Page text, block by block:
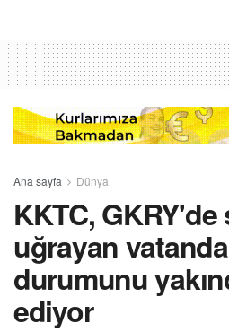
Ana sayfa Dünya
KKTC, GKRY'de
uğrayan
durumunu
ediyor